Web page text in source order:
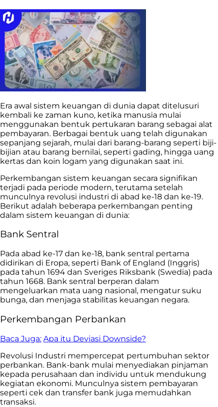
Era awal sistem keuangan di dunia dapat ditelusuri
kembali ke zaman kuno, ketika manusia mulai
menggunakan bentuk pertukaran barang sebagai alat
pembayaran. Berbagai bentuk uang telah digunakan
sepanjang sejarah, mulai dari barang-barang seperti biji-
bijian atau barang bernilai, seperti gading, hingga uang
kertas dan koin logam yang digunakan saat ini.
Perkembangan sistem keuangan secara signifikan
terjadi pada periode modern, terutama setelah
munculnya revolusi industri di abad ke-18 dan ke-19.
Berikut adalah beberapa perkembangan penting
dalam sistem keuangan di dunia:
Bank Sentral
Pada abad ke-17 dan ke-18, bank sentral pertama
didirikan di Eropa, seperti Bank of England (Inggris)
pada tahun 1694 dan Sveriges Riksbank (Swedia) pada
tahun 1668. Bank sentral berperan dalam
mengeluarkan mata uang nasional, mengatur suku
bunga, dan menjaga stabilitas keuangan negara.
Perkembangan Perbankan
Baca Juga: Apa itu Deviasi Downside?
Revolusi Industri mempercepat pertumbuhan sektor
perbankan. Bank-bank mulai menyediakan pinjaman
kepada perusahaan dan individu untuk mendukung
kegiatan ekonomi. Munculnya sistem pembayaran
seperti cek dan transfer bank juga memudahkan
transaksi.